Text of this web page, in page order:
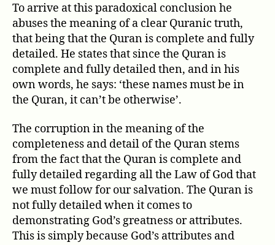
To arrive at this paradoxical conclusion he
abuses the meaning of a clear Quranic truth,
that being that the Quran is complete and fully
detailed. He states that since the Quran is
complete and fully detailed then, and in his
own words, he says: ‘these names must be in
the Quran, it can’t be otherwise’.
The corruption in the meaning of the
completeness and detail of the Quran stems
from the fact that the Quran is complete and
fully detailed regarding all the Law of God that
we must follow for our salvation. The Quran is
not fully detailed when it comes to
demonstrating God’s greatness or attributes.
This is simply because God’s attributes and